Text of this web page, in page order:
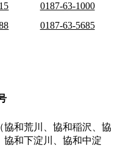
0187-63-1000
0187-63-5685
協和荒川、協和稲沢、協
協和下淀川、協和中淀